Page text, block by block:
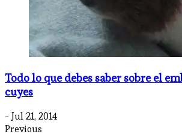
Todo lo que debes saber sobre el
cuyes
- Jul 21, 2014
Previous